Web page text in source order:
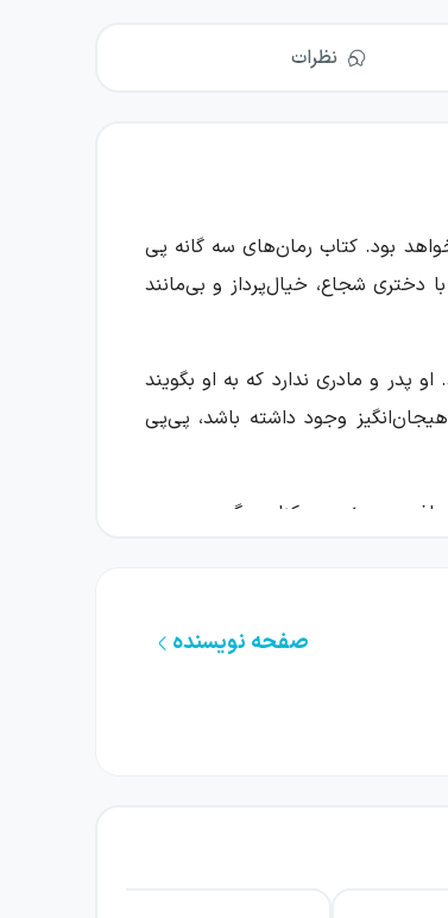
نظرات
خواهد بود. کتاب رمان‌های سه گانه پی
را با دختری شجاع، خیال‌پرداز و بی‌مانند
و مادری ندارد که به او بگویند
وجود داشته باشد، پی‌پی
می‌برند. در کنار سرگرمی، پی‌پی
را پیوسته و در قالب یک جلد
اطرافیان به روایتی تازه تبدیل
دوستی و تجربه‌کردن لحظه‌های
صفحه نویسنده